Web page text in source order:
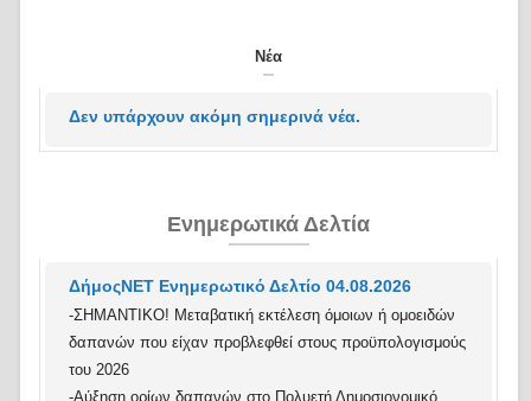
Νέα
Δεν υπάρχουν ακόμη σημερινά νέα.
Ενημερωτικά Δελτία
ΔήμοςΝΕΤ Ενημερωτικό Δελτίο 04.08.2026
-ΣΗΜΑΝΤΙΚΟ! Μεταβατική εκτέλεση όμοιων ή ομοειδών
δαπανών που είχαν προβλεφθεί στους προϋπολογισμούς
του 2026
-Αύξηση ορίων δαπανών στο Πολυετή Δημοσιονομικό